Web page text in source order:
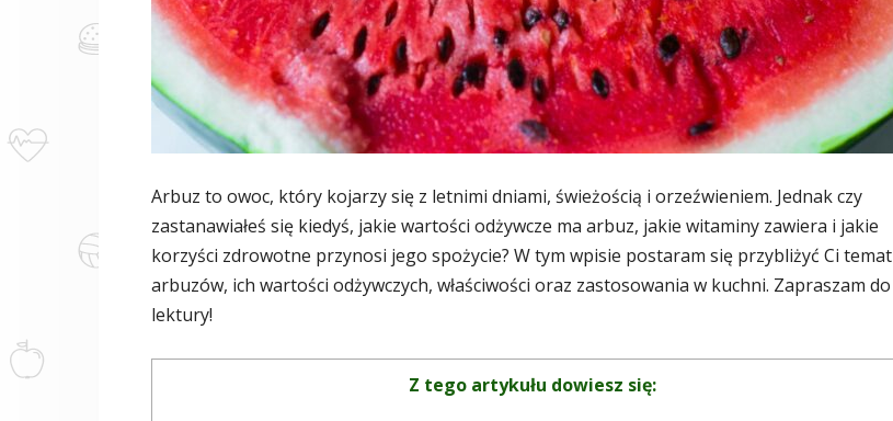
Arbuz to owoc, który kojarzy się z letnimi dniami, świeżością i orzeźwieniem. Jednak czy
zastanawiałeś się kiedyś, jakie wartości odżywcze ma arbuz, jakie witaminy zawiera i jakie
korzyści zdrowotne przynosi jego spożycie? W tym wpisie postaram się przybliżyć Ci temat
arbuzów, ich wartości odżywczych, właściwości oraz zastosowania w kuchni. Zapraszam do
lektury!
Z tego artykułu dowiesz się: